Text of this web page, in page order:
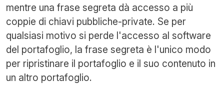
mentre una frase segreta dà accesso a più
coppie di chiavi pubbliche-private. Se per
qualsiasi motivo si perde l'accesso al software
del portafoglio, la frase segreta è l'unico modo
per ripristinare il portafoglio e il suo contenuto in
un altro portafoglio.